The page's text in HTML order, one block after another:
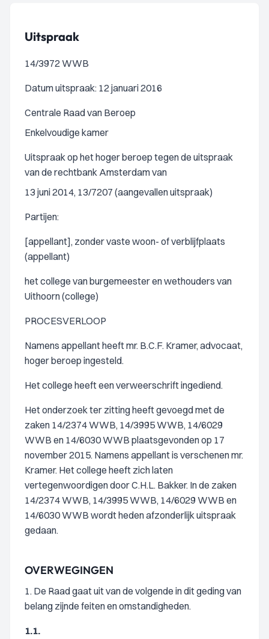
Uitspraak
14/3972 WWB
Datum uitspraak: 12 januari 2016
Centrale Raad van Beroep
Enkelvoudige kamer
Uitspraak op het hoger beroep tegen de uitspraak
van de rechtbank Amsterdam van
13 juni 2014, 13/7207 (aangevallen uitspraak)
Partijen:
[appellant], zonder vaste woon- of verblijfplaats
(appellant)
het college van burgemeester en wethouders van
Uithoorn (college)
PROCESVERLOOP
Namens appellant heeft mr. B.C.F. Kramer, advocaat,
hoger beroep ingesteld.
Het college heeft een verweerschrift ingediend.
Het onderzoek ter zitting heeft gevoegd met de
zaken 14/2374 WWB, 14/3995 WWB, 14/6029
WWB en 14/6030 WWB plaatsgevonden op 17
november 2015. Namens appellant is verschenen mr.
Kramer. Het college heeft zich laten
vertegenwoordigen door C.H.L. Bakker. In de zaken
14/2374 WWB, 14/3995 WWB, 14/6029 WWB en
14/6030 WWB wordt heden afzonderlijk uitspraak
gedaan.
OVERWEGINGEN
1. De Raad gaat uit van de volgende in dit geding van
belang zijnde feiten en omstandigheden.
1.1.